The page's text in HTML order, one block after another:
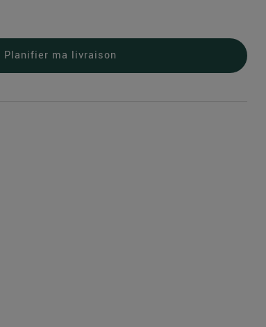
Planifier ma livraison